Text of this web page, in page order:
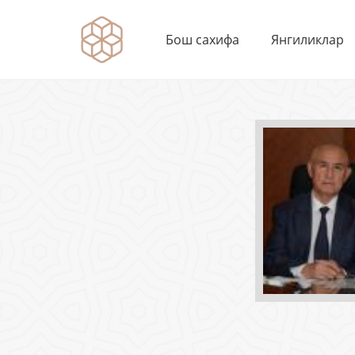
Бош сахифа Янгиликлар